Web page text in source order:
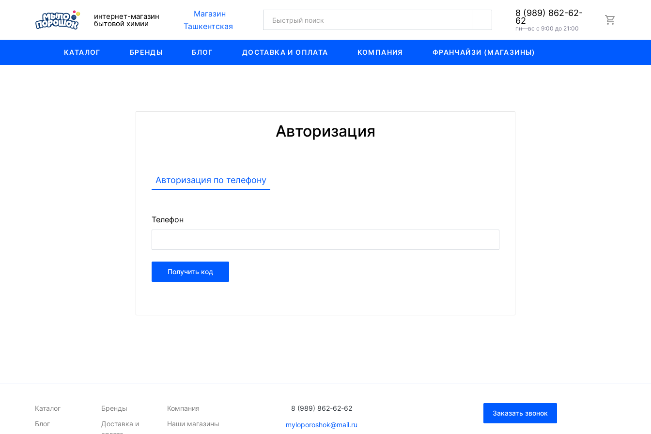
интернет-магазин
бытовой химии
Магазин
Ташкентская
8 (989) 862-62-
62
пн—вс с 9:00 до 21:00
КАТАЛОГ БРЕНДЫ БЛОГ ДОСТАВКА И ОПЛАТА КОМПАНИЯ ФРАНЧАЙЗИ (МАГАЗИНЫ)
Авторизация
Авторизация по телефону
Телефон
Каталог
Блог
Бренды
Доставка и
Компания
Наши магазины
8 (989) 862-62-62
myloporoshok@mail.ru
Заказать звонок